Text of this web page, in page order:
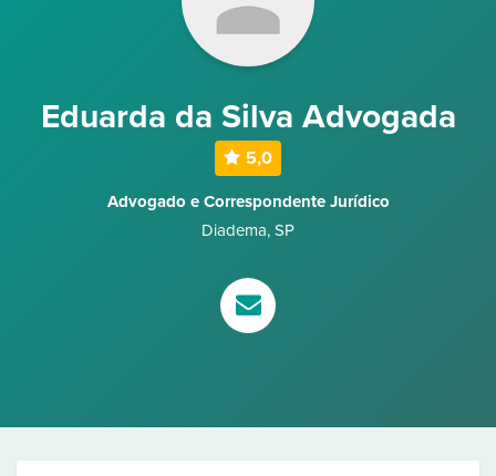
Eduarda da Silva Advogada
5,0
Advogado e Correspondente Jurídico
Diadema, SP